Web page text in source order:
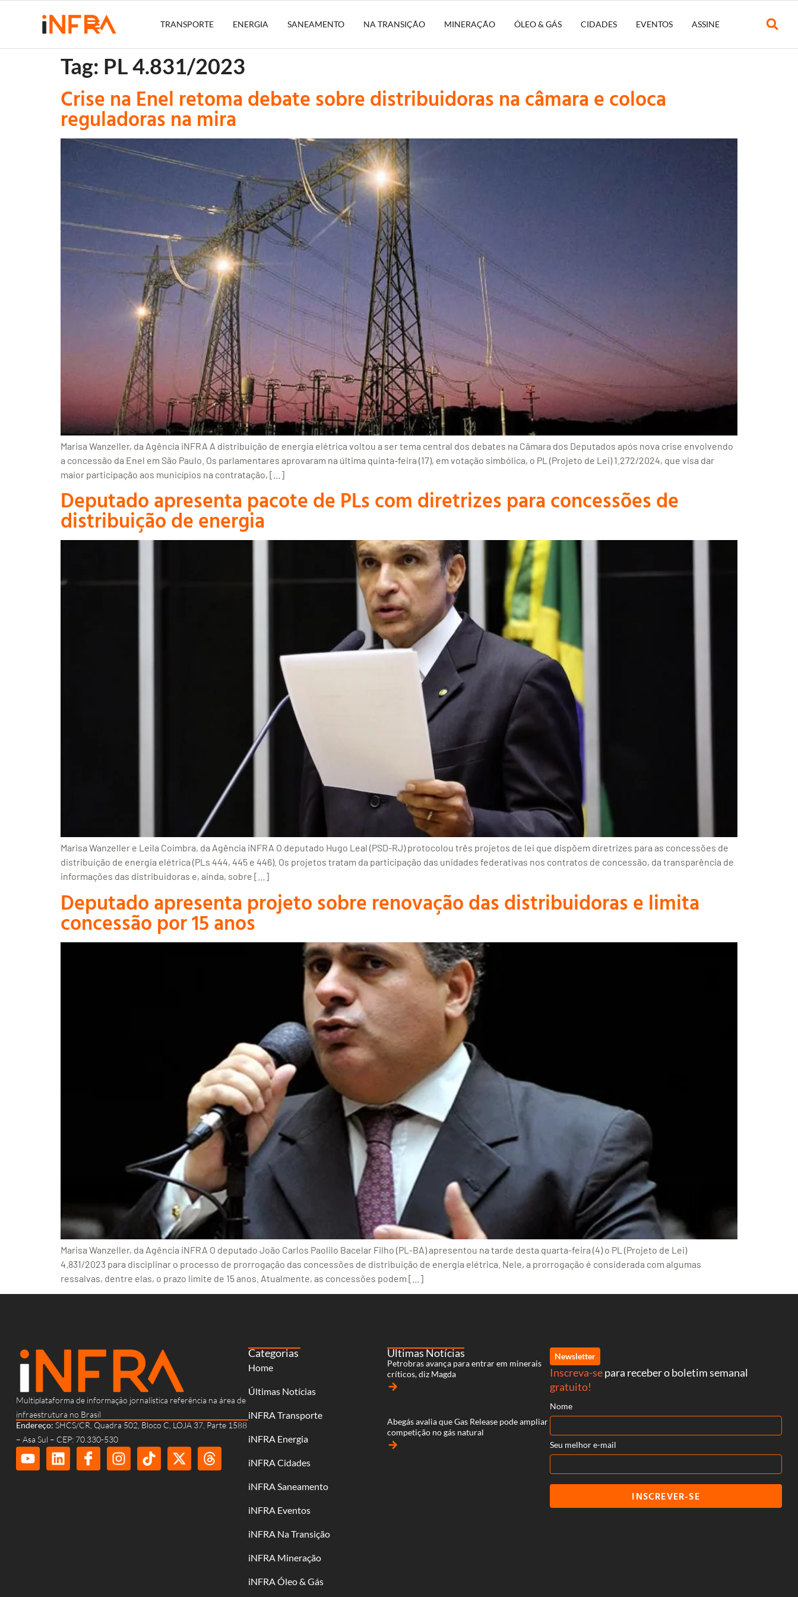
TRANSPORTE ENERGIA SANEAMENTO NA TRANSIÇÃO MINERAÇÃO ÓLEO & GÁS CIDADES EVENTOS ASSINE
Tag: PL 4.831/2023
Crise na Enel retoma debate sobre distribuidoras na câmara e coloca
reguladoras na mira
Marisa Wanzeller, da Agência iNFRA A distribuição de energia elétrica voltou a ser tema central dos debates na Câmara dos Deputados após nova crise envolvendo
a concessão da Enel em São Paulo. Os parlamentares aprovaram na última quinta-feira (17), em votação simbólica, o PL (Projeto de Lei) 1.272/2024, que visa dar
maior participação aos municípios na contratação, […]
Deputado apresenta pacote de PLs com diretrizes para concessões de
distribuição de energia
Marisa Wanzeller e Leila Coimbra, da Agência iNFRA O deputado Hugo Leal (PSD-RJ) protocolou três projetos de lei que dispõem diretrizes para as concessões de
distribuição de energia elétrica (PLs 444, 445 e 446). Os projetos tratam da participação das unidades federativas nos contratos de concessão, da transparência de
informações das distribuidoras e, ainda, sobre […]
Deputado apresenta projeto sobre renovação das distribuidoras e limita
concessão por 15 anos
Marisa Wanzeller, da Agência iNFRA O deputado João Carlos Paolilo Bacelar Filho (PL-BA) apresentou na tarde desta quarta-feira (4) o PL (Projeto de Lei)
4.831/2023 para disciplinar o processo de prorrogação das concessões de distribuição de energia elétrica. Nele, a prorrogação é considerada com algumas
ressalvas, dentre elas, o prazo limite de 15 anos. Atualmente, as concessões podem […]
Multiplataforma de informação jornalística referência na área de
infraestrutura no Brasil
Endereço: SHCS/CR, Quadra 502, Bloco C, LOJA 37, Parte 1588
– Asa Sul – CEP: 70.330-530
Categorias
Home
Últimas Notícias
iNFRA Transporte
iNFRA Energia
iNFRA Cidades
iNFRA Saneamento
iNFRA Eventos
iNFRA Na Transição
iNFRA Mineração
iNFRA Óleo & Gás
Últimas Notícias
Petrobras avança para entrar em minerais
críticos, diz Magda
arrow_forward
Abegás avalia que Gas Release pode ampliar
competição no gás natural
arrow_forward
Newsletter
Inscreva-separa receber o boletim semanal
gratuito!
Nome
Seu melhor e-mail
INSCREVER-SE